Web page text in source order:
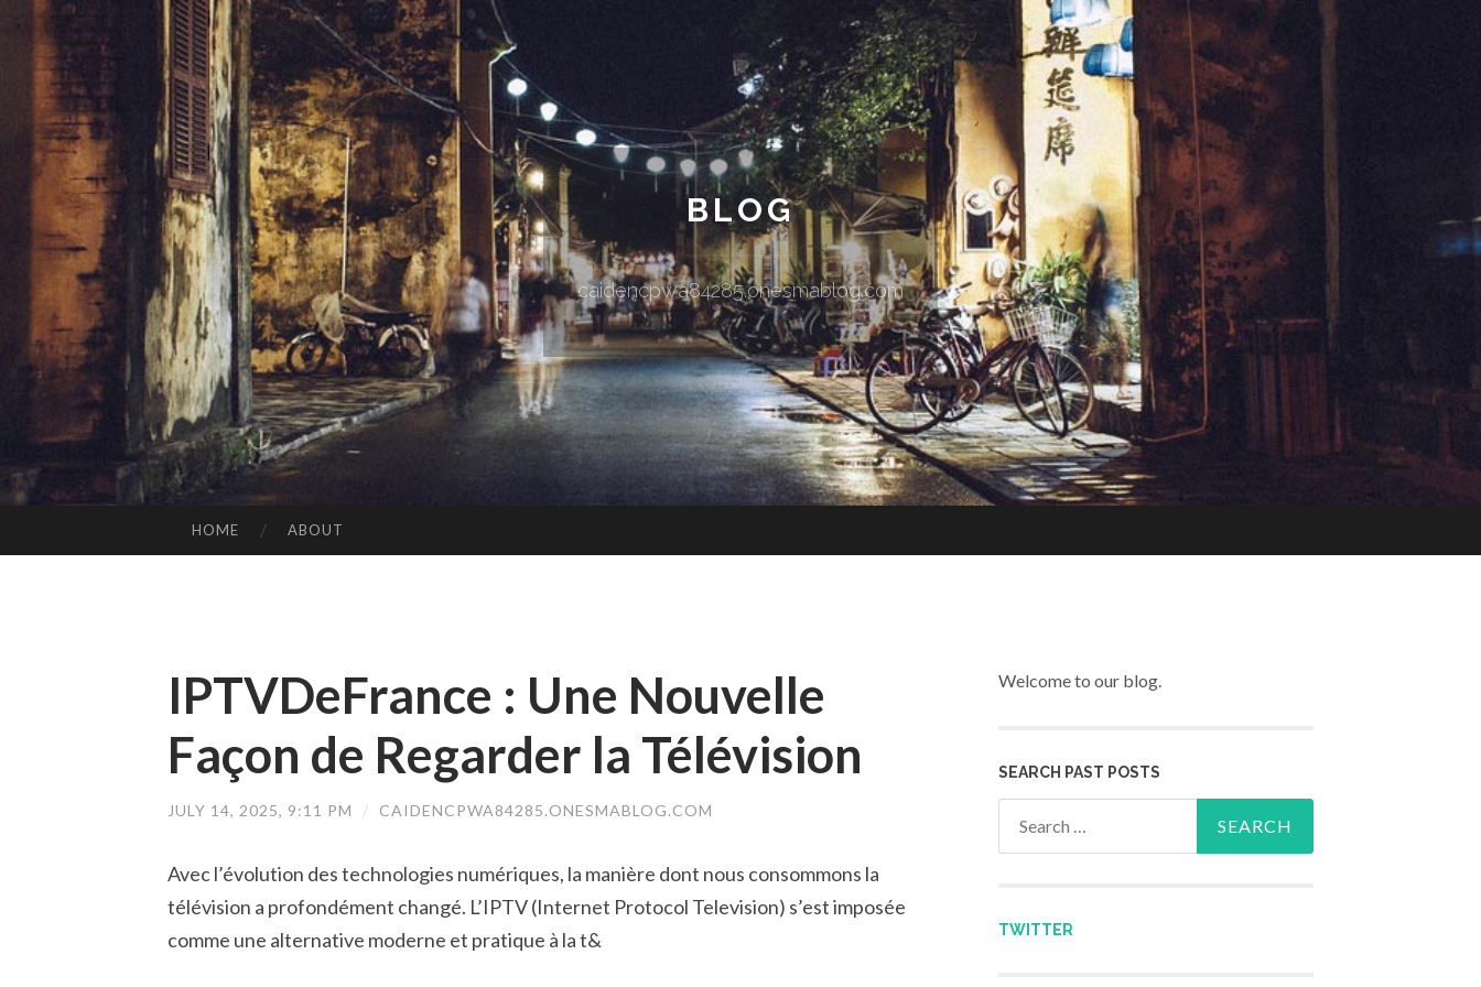
BLOG
caidencpwa84285.onesmablog.com
HOME ABOUT
IPTVDeFrance : Une Nouvelle
Façon de Regarder la Télévision
JULY 14, 2025, 9:11 PM / CAIDENCPWA84285.ONESMABLOG.COM
Avec l’évolution des technologies numériques, la manière dont nous consommons la
télévision a profondément changé. L’IPTV (Internet Protocol Television) s’est imposée
comme une alternative moderne et pratique à la t&
Welcome to our blog.
SEARCH PAST POSTS
TWITTER